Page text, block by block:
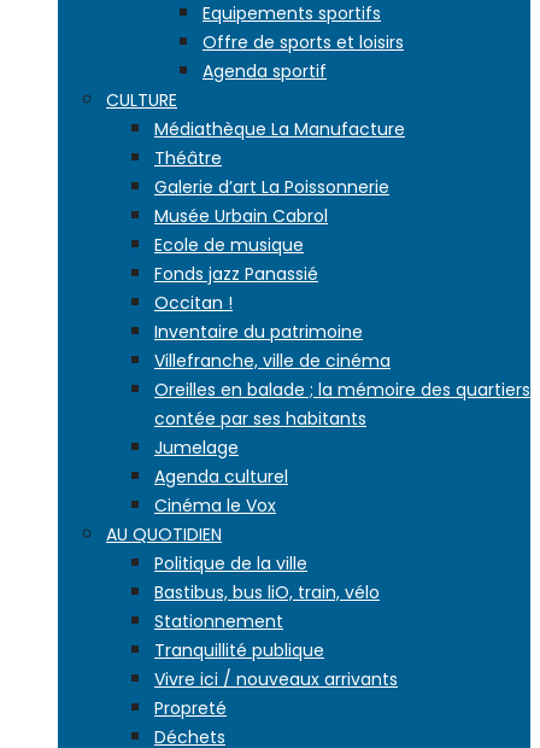
Equipements sportifs
Offre de sports et loisirs
Agenda sportif
CULTURE
Médiathèque La Manufacture
Théâtre
Galerie d’art La Poissonnerie
Musée Urbain Cabrol
Ecole de musique
Fonds jazz Panassié
Occitan !
Inventaire du patrimoine
Villefranche, ville de cinéma
Oreilles en balade ; la mémoire des quartiers
contée par ses habitants
Jumelage
Agenda culturel
Cinéma le Vox
AU QUOTIDIEN
Politique de la ville
Bastibus, bus liO, train, vélo
Stationnement
Tranquillité publique
Vivre ici / nouveaux arrivants
Propreté
Déchets